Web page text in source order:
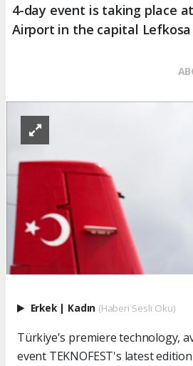
4-day event is taking place
Airport in the capital Lefkosa
Erkek | Kadın (Haberi Sesli Oku)
Türkiye's premiere technology,
event TEKNOFEST's latest